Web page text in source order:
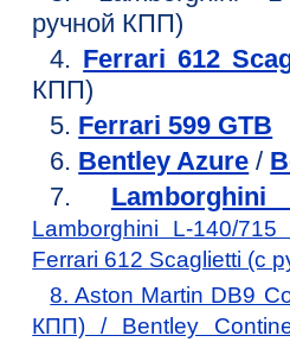
ручной КПП)
4. Ferrari 612
КПП)
5. Ferrari 599 GTB
6. Bentley Azure /
7.
Lamborghini L-140/
Ferrari 612 Scaglietti (с
8. Aston Martin DB9
КПП) / Bentley